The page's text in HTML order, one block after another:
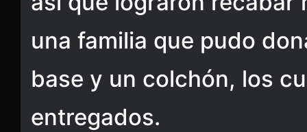
una familia que pudo
base y un colchón, los
entregados.